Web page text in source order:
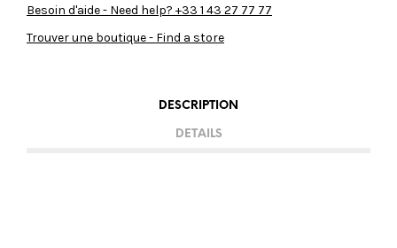
Besoin d'aide - Need help? +33 1 43 27 77 77
Trouver une boutique - Find a store
DESCRIPTION
DETAILS